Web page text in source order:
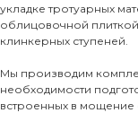
укладке тротуарных
облицовочной
клинкерных ступеней.
Мы производим
необходимости
встроенных в мощение
О КОМПАНИИ